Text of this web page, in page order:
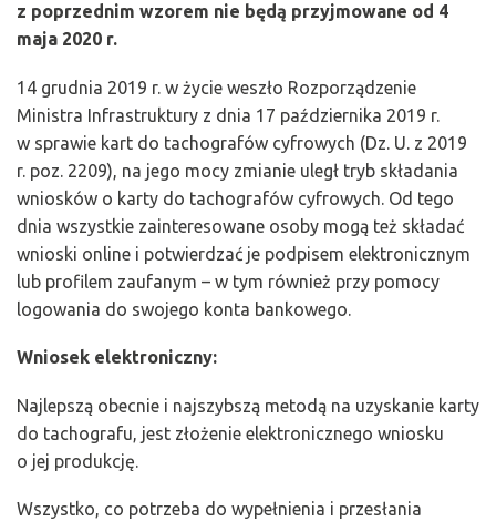
z poprzednim wzorem nie będą przyjmowane od 4
maja 2020 r.
14 grudnia 2019 r. w życie weszło Rozporządzenie
Ministra Infrastruktury z dnia 17 października 2019 r.
w sprawie kart do tachografów cyfrowych (Dz. U. z 2019
r. poz. 2209), na jego mocy zmianie uległ tryb składania
wniosków o karty do tachografów cyfrowych. Od tego
dnia wszystkie zainteresowane osoby mogą też składać
wnioski online i potwierdzać je podpisem elektronicznym
lub profilem zaufanym – w tym również przy pomocy
logowania do swojego konta bankowego.
Wniosek elektroniczny:
Najlepszą obecnie i najszybszą metodą na uzyskanie karty
do tachografu, jest złożenie elektronicznego wniosku
o jej produkcję.
Wszystko, co potrzeba do wypełnienia i przesłania